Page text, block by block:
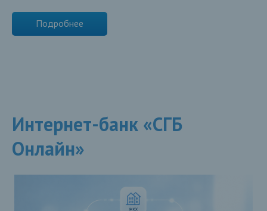
Подробнее
Интернет-банк «СГБ
Онлайн»